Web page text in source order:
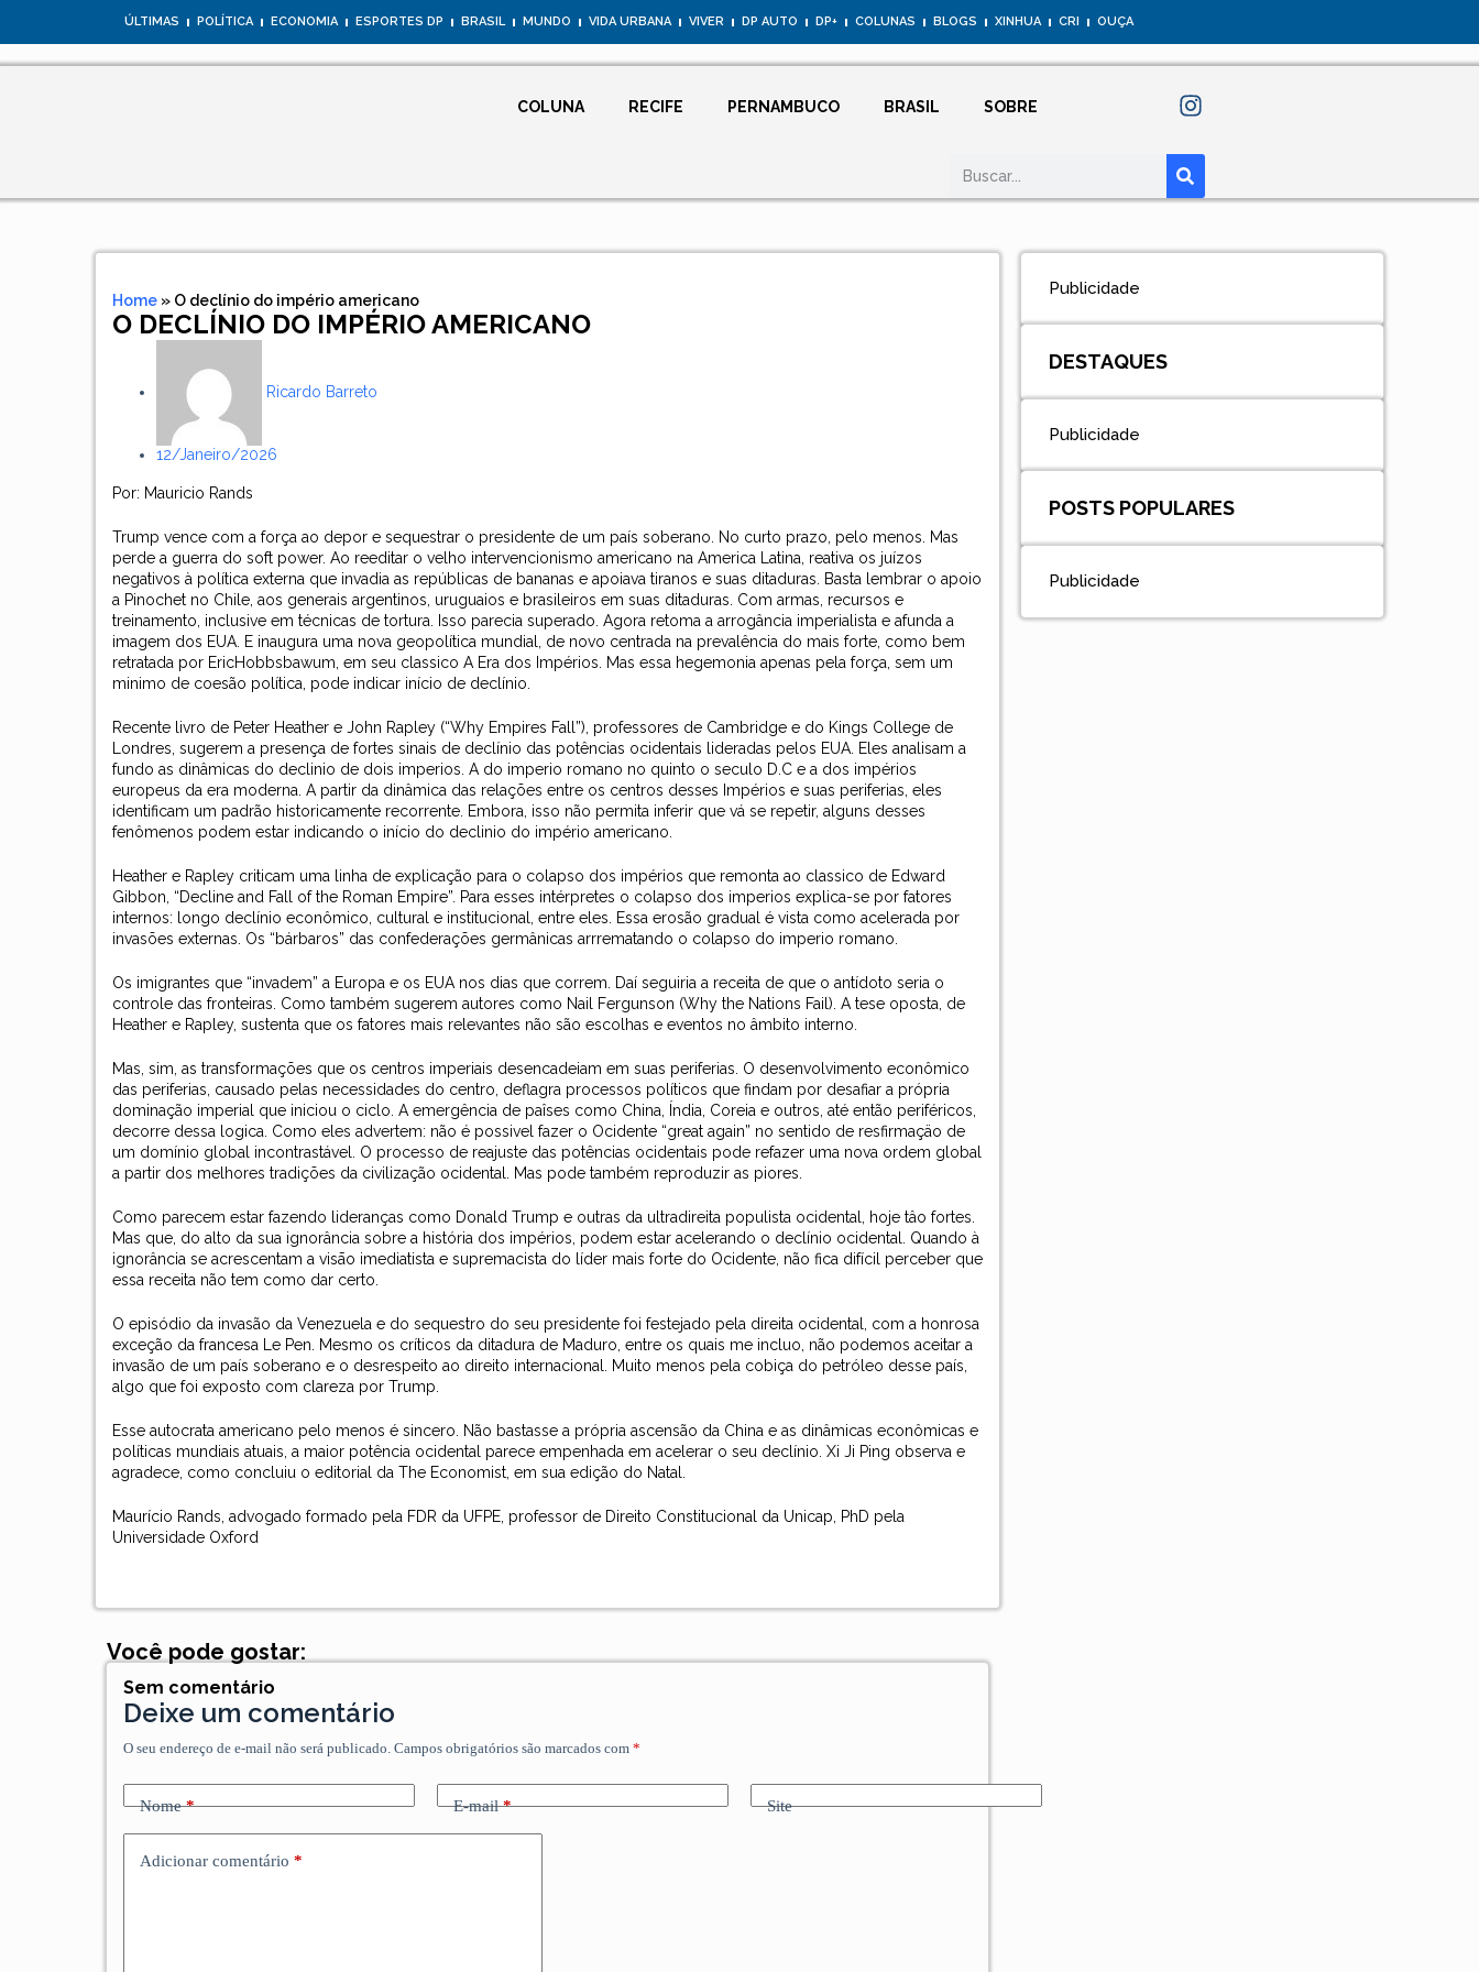
ÚLTIMAS POLÍTICA ECONOMIA ESPORTES DP BRASIL MUNDO VIDA URBANA VIVER DP AUTO DP+ COLUNAS BLOGS XINHUA CRI OUÇA
COLUNA RECIFE PERNAMBUCO BRASIL SOBRE
Home » O declínio do império americano
O DECLÍNIO DO IMPÉRIO AMERICANO
Ricardo Barreto
12/janeiro/2026
Por: Mauricio Rands
Trump vence com a força ao depor e sequestrar o presidente de um país soberano. No curto prazo, pelo menos. Mas
perde a guerra do soft power. Ao reeditar o velho intervencionismo americano na America Latina, reativa os juízos
negativos à política externa que invadia as repúblicas de bananas e apoiava tiranos e suas ditaduras. Basta lembrar o apoio
a Pinochet no Chile, aos generais argentinos, uruguaios e brasileiros em suas ditaduras. Com armas, recursos e
treinamento, inclusive em técnicas de tortura. Isso parecia superado. Agora retoma a arrogância imperialista e afunda a
imagem dos EUA. E inaugura uma nova geopolítica mundial, de novo centrada na prevalência do mais forte, como bem
retratada por EricHobbsbawum, em seu classico A Era dos Impérios. Mas essa hegemonia apenas pela força, sem um
minimo de coesão política, pode indicar início de declínio.
Recente livro de Peter Heather e John Rapley (“Why Empires Fall”), professores de Cambridge e do Kings College de
Londres, sugerem a presença de fortes sinais de declínio das potências ocidentais lideradas pelos EUA. Eles analisam a
fundo as dinâmicas do declinio de dois imperios. A do imperio romano no quinto o seculo D.C e a dos impérios
europeus da era moderna. A partir da dinâmica das relações entre os centros desses Impérios e suas periferias, eles
identificam um padrão historicamente recorrente. Embora, isso não permita inferir que vá se repetir, alguns desses
fenômenos podem estar indicando o início do declinio do império americano.
Heather e Rapley criticam uma linha de explicação para o colapso dos impérios que remonta ao classico de Edward
Gibbon, “Decline and Fall of the Roman Empire”. Para esses intérpretes o colapso dos imperios explica-se por fatores
internos: longo declínio econômico, cultural e institucional, entre eles. Essa erosão gradual é vista como acelerada por
invasões externas. Os “bárbaros” das confederações germânicas arrrematando o colapso do imperio romano.
Os imigrantes que “invadem” a Europa e os EUA nos dias que correm. Daí seguiria a receita de que o antídoto seria o
controle das fronteiras. Como também sugerem autores como Nail Fergunson (Why the Nations Fail). A tese oposta, de
Heather e Rapley, sustenta que os fatores mais relevantes não são escolhas e eventos no âmbito interno.
Mas, sim, as transformações que os centros imperiais desencadeiam em suas periferias. O desenvolvimento econômico
das periferias, causado pelas necessidades do centro, deflagra processos políticos que findam por desafiar a própria
dominação imperial que iniciou o ciclo. A emergência de paîses como China, Índia, Coreia e outros, até então periféricos,
decorre dessa logica. Como eles advertem: não é possivel fazer o Ocidente “great again” no sentido de resfirmaçäo de
um domínio global incontrastável. O processo de reajuste das potências ocidentais pode refazer uma nova ordem global
a partir dos melhores tradições da civilização ocidental. Mas pode também reproduzir as piores.
Como parecem estar fazendo lideranças como Donald Trump e outras da ultradireita populista ocidental, hoje tâo fortes.
Mas que, do alto da sua ignorância sobre a história dos impérios, podem estar acelerando o declínio ocidental. Quando à
ignorância se acrescentam a visāo imediatista e supremacista do líder mais forte do Ocidente, não fica difícil perceber que
essa receita não tem como dar certo.
O episódio da invasão da Venezuela e do sequestro do seu presidente foi festejado pela direita ocidental, com a honrosa
exceção da francesa Le Pen. Mesmo os críticos da ditadura de Maduro, entre os quais me incluo, não podemos aceitar a
invasão de um país soberano e o desrespeito ao direito internacional. Muito menos pela cobiça do petróleo desse país,
algo que foi exposto com clareza por Trump.
Esse autocrata americano pelo menos é sincero. Não bastasse a própria ascensão da China e as dinâmicas econômicas e
políticas mundiais atuais, a maior potência ocidental parece empenhada em acelerar o seu declínio. Xi Ji Ping observa e
agradece, como concluiu o editorial da The Economist, em sua edição do Natal.
Maurício Rands, advogado formado pela FDR da UFPE, professor de Direito Constitucional da Unicap, PhD pela
Universidade Oxford
Você pode gostar:
Sem comentário
Deixe um comentário
O seu endereço de e-mail não será publicado. Campos obrigatórios são marcados com*
Nome* E-mail* Site
Adicionar comentário *
Publicidade
DESTAQUES
Publicidade
POSTS POPULARES
Publicidade